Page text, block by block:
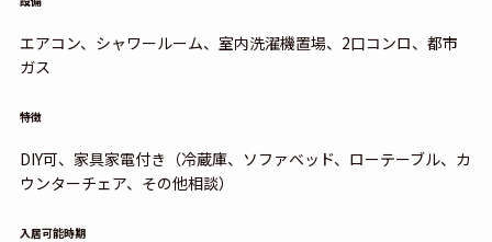
エアコン、シャワールーム、室内洗濯機置場、2口コンロ、都市
ガス
特徴
DIY可、家具家電付き（冷蔵庫、ソファベッド、ローテーブル、カ
ウンターチェア、その他相談）
入居可能時期